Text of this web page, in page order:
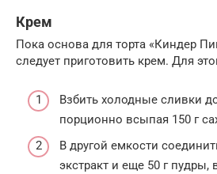
Крем
Пока основа для торта «Киндер
следует приготовить крем. Для
Взбить холодные сливки
порционно всыпая 150 г
В другой емкости
экстракт и еще 50 г пудры,